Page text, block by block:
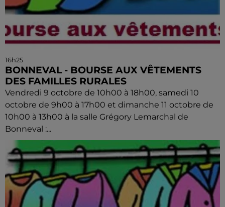
16h25
BONNEVAL - BOURSE AUX VÊTEMENTS
DES FAMILLES RURALES
Vendredi 9 octobre de 10h00 à 18h00, samedi 10
octobre de 9h00 à 17h00 et dimanche 11 octobre de
10h00 à 13h00 à la salle Grégory Lemarchal de
Bonneval :...